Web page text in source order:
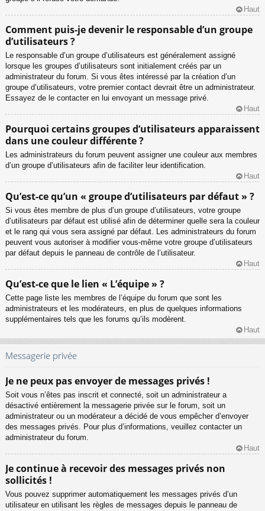
Haut
Comment puis-je devenir le responsable d’un groupe
d’utilisateurs ?
Le responsable d’un groupe d’utilisateurs est généralement assigné
lorsque les groupes d’utilisateurs sont initialement créés par un
administrateur du forum. Si vous êtes intéressé par la création d’un
groupe d’utilisateurs, votre premier contact devrait être un administrateur.
Essayez de le contacter en lui envoyant un message privé.
Haut
Pourquoi certains groupes d’utilisateurs apparaissent
dans une couleur différente ?
Les administrateurs du forum peuvent assigner une couleur aux membres
d’un groupe d’utilisateurs afin de faciliter leur identification.
Haut
Qu’est-ce qu’un « groupe d’utilisateurs par défaut » ?
Si vous êtes membre de plus d’un groupe d’utilisateurs, votre groupe
d’utilisateurs par défaut est utilisé afin de déterminer quelle sera la couleur
et le rang qui vous sera assigné par défaut. Les administrateurs du forum
peuvent vous autoriser à modifier vous-même votre groupe d’utilisateurs
par défaut depuis le panneau de contrôle de l’utilisateur.
Haut
Qu’est-ce que le lien « L’équipe » ?
Cette page liste les membres de l’équipe du forum que sont les
administrateurs et les modérateurs, en plus de quelques informations
supplémentaires tels que les forums qu’ils modèrent.
Haut
Messagerie privée
Je ne peux pas envoyer de messages privés !
Soit vous n’êtes pas inscrit et connecté, soit un administrateur a
désactivé entièrement la messagerie privée sur le forum, soit un
administrateur ou un modérateur a décidé de vous empêcher d’envoyer
des messages privés. Pour plus d’informations, veuillez contacter un
administrateur du forum.
Haut
Je continue à recevoir des messages privés non
sollicités !
Vous pouvez supprimer automatiquement les messages privés d’un
utilisateur en utilisant les règles de messages depuis le panneau de